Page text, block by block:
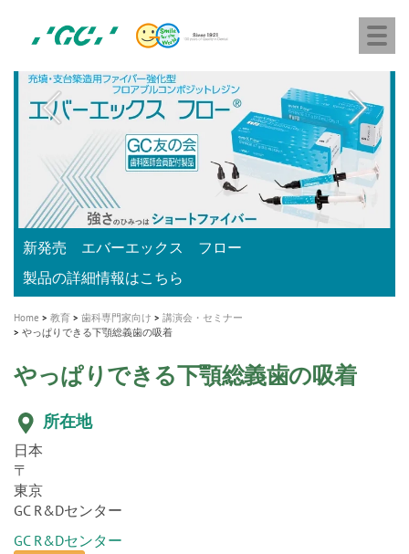
content
ジ
ー
シ
ー
A healthy smile greatly contributes to your quality of life
新発売 エバーエックス フロー
製品の詳細情報はこちら
「セラスマート テクノロジーブック」公開
「イニシャル LiSi（リジ）ブロック テクノロジーブッ
ク」公開
歯を内部まで白くする
医療ホワイトニング ティオン®
新製品 イオム ナゴミ for DH
専用サイトはこちら
新製品バキュクレーブ 118 / 318 Prime
製品の詳細情報はこちら
インプラント Aadva®
ショートインプラント新発売
GCグループ企業
Home 教育 歯科専門家向け
講演会・セミナー
やっぱりできる下顎総義歯の吸着
やっぱりできる下顎総義歯の吸着
所在地
日本
〒
東京
GC R&Dセンター
GC R&Dセンター